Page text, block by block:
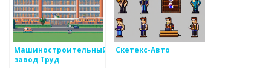
Машиностроительный
завод Труд
Скетекс-Авто